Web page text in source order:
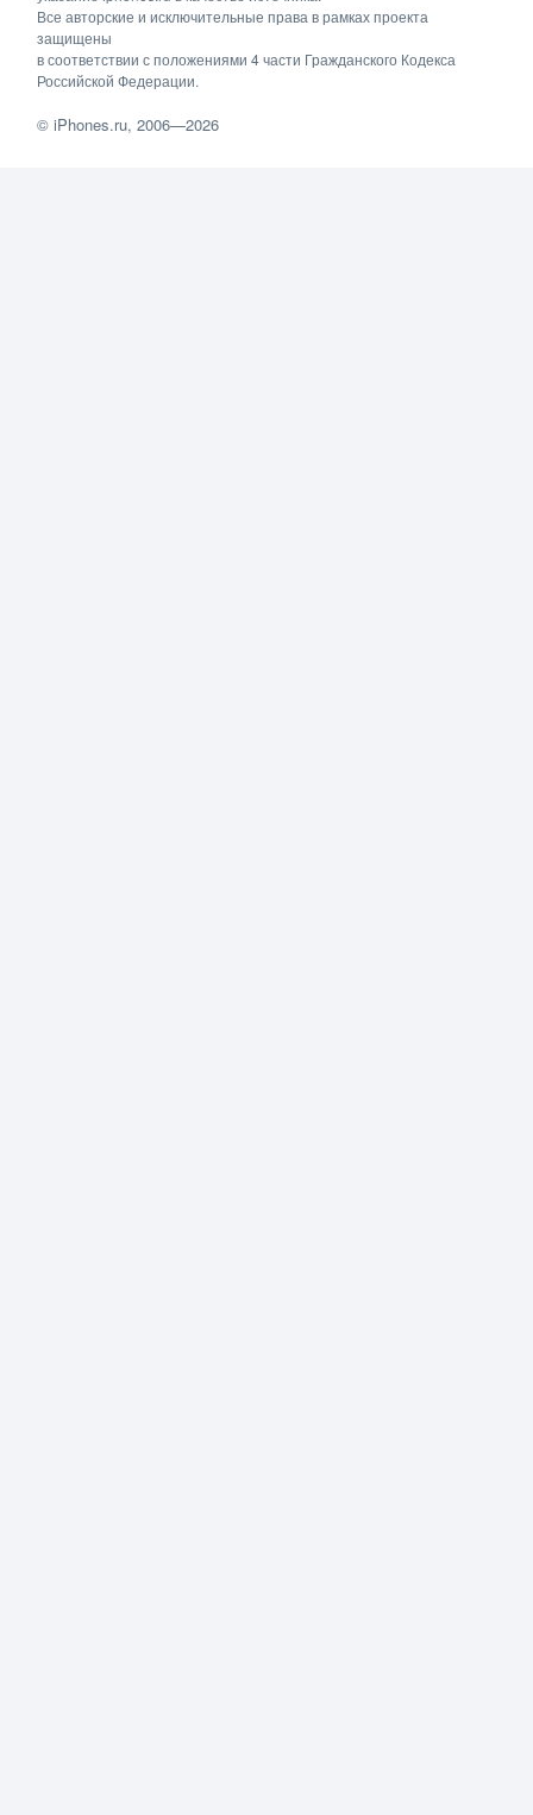
Все авторские и исключительные права в рамках проекта
защищены
в соответствии с положениями 4 части Гражданского Кодекса
Российской Федерации.
©iPhones.ru, 2006—2026